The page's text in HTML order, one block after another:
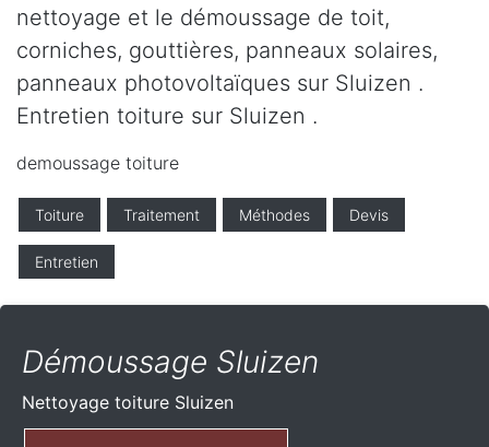
nettoyage et le démoussage de toit,
corniches, gouttières, panneaux solaires,
panneaux photovoltaïques sur Sluizen .
Entretien toiture sur Sluizen .
demoussage toiture
Toiture Traitement Méthodes Devis
Entretien
Démoussage Sluizen
Nettoyage toiture Sluizen